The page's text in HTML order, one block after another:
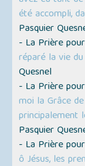
été accompli,
Pasquier
- La Prière
réparé la vie
Quesnel
- La Prière
moi la Grâce
principalement
Pasquier
- La Prière
ô Jésus, les